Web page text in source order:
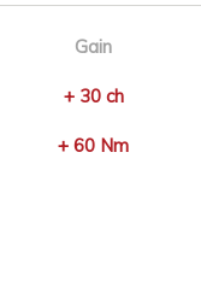
Gain
+ 30 ch
+ 60 Nm